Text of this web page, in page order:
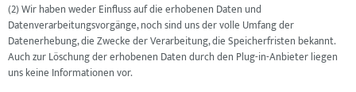
(2) Wir haben weder Einfluss auf die erhobenen Daten und
Datenverarbeitungsvorgänge, noch sind uns der volle Umfang der
Datenerhebung, die Zwecke der Verarbeitung, die Speicherfristen bekannt.
Auch zur Löschung der erhobenen Daten durch den Plug-in-Anbieter liegen
uns keine Informationen vor.